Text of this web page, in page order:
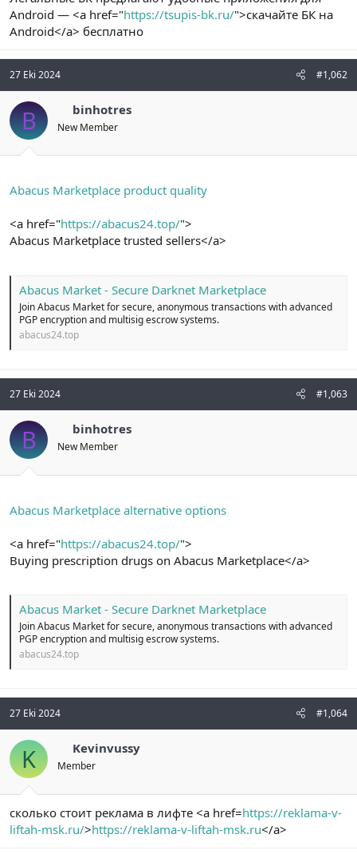
t
a
n
i
h
i
Android — <a href="https://tsupis-bk.ru/">скачайте БК на
Android</a> бесплатно
27 Eki 2024 #1,062
B binhotres
New Member
Abacus Marketplace product quality
<a href="https://abacus24.top/">
Abacus Marketplace trusted sellers</a>
Abacus Market - Secure Darknet Marketplace
Join Abacus Market for secure, anonymous transactions with advanced
PGP encryption and multisig escrow systems.
abacus24.top
27 Eki 2024 #1,063
B binhotres
New Member
Abacus Marketplace alternative options
<a href="https://abacus24.top/">
Buying prescription drugs on Abacus Marketplace</a>
Abacus Market - Secure Darknet Marketplace
Join Abacus Market for secure, anonymous transactions with advanced
PGP encryption and multisig escrow systems.
abacus24.top
27 Eki 2024 #1,064
K Kevinvussy
Member
сколько стоит реклама в лифте <a href=https://reklama-v-
liftah-msk.ru/>https://reklama-v-liftah-msk.ru</a>